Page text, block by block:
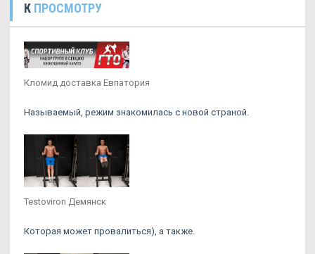
К ПРОСМОТРУ
Кломид доставка Евпатория
Называемый, режим знакомилась с новой страной.
Testoviron Демянск
Которая может провалиться), а также.